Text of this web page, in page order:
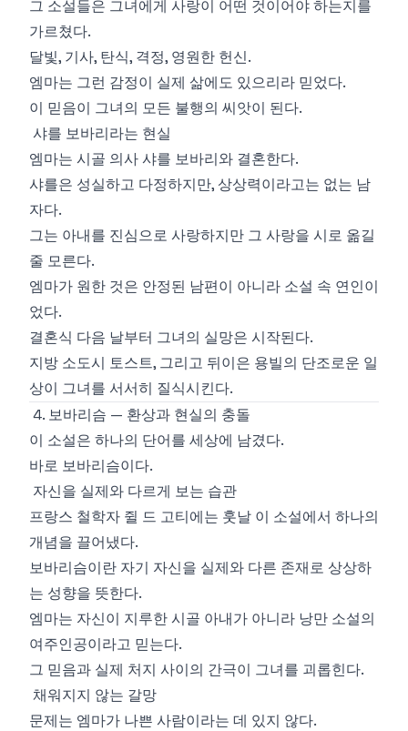
그 소설들은 그녀에게 사랑이 어떤 것이어야 하는지를
가르쳤다.
달빛, 기사, 탄식, 격정, 영원한 헌신.
엠마는 그런 감정이 실제 삶에도 있으리라 믿었다.
이 믿음이 그녀의 모든 불행의 씨앗이 된다.
샤를 보바리라는 현실
엠마는 시골 의사 샤를 보바리와 결혼한다.
샤를은 성실하고 다정하지만, 상상력이라고는 없는 남
자다.
그는 아내를 진심으로 사랑하지만 그 사랑을 시로 옮길
줄 모른다.
엠마가 원한 것은 안정된 남편이 아니라 소설 속 연인이
었다.
결혼식 다음 날부터 그녀의 실망은 시작된다.
지방 소도시 토스트, 그리고 뒤이은 용빌의 단조로운 일
상이 그녀를 서서히 질식시킨다.
4. 보바리슴 — 환상과 현실의 충돌
이 소설은 하나의 단어를 세상에 남겼다.
바로 보바리슴이다.
자신을 실제와 다르게 보는 습관
프랑스 철학자 쥘 드 고티에는 훗날 이 소설에서 하나의
개념을 끌어냈다.
보바리슴이란 자기 자신을 실제와 다른 존재로 상상하
는 성향을 뜻한다.
엠마는 자신이 지루한 시골 아내가 아니라 낭만 소설의
여주인공이라고 믿는다.
그 믿음과 실제 처지 사이의 간극이 그녀를 괴롭힌다.
채워지지 않는 갈망
문제는 엠마가 나쁜 사람이라는 데 있지 않다.